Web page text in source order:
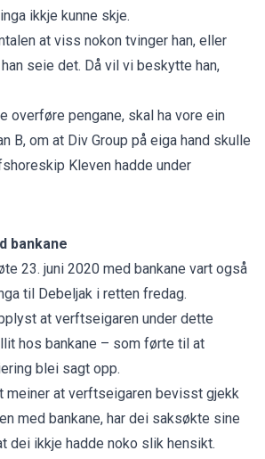
ikkje kunne skje.
at viss nokon tvinger han, eller
seie det. Då vil vi beskytte han,
overføre pengane, skal ha vore ein
B, om at Div Group på eiga hand skulle
Kleven hadde under
bankane
23. juni 2020 med bankane vart også
til Debeljak i retten fredag.
at verftseigaren under dette
hos bankane – som førte til at
blei sagt opp.
meiner at verftseigaren bevisst gjekk
med bankane, har dei saksøkte sine
dei ikkje hadde noko slik hensikt.